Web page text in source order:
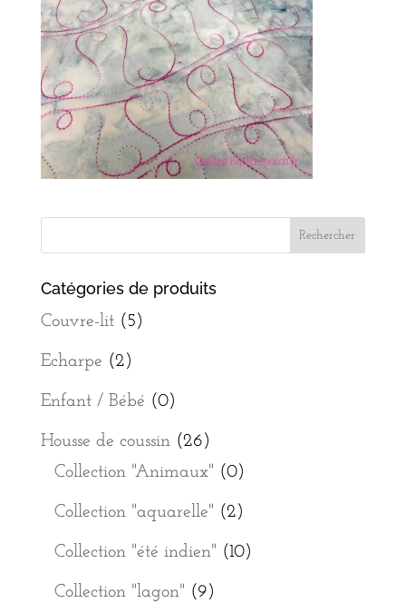
Catégories de produits
Couvre-lit (5)
Echarpe (2)
Enfant / Bébé (0)
Housse de coussin (26)
Collection "Animaux" (0)
Collection "aquarelle" (2)
Collection "été indien" (10)
Collection "lagon" (9)